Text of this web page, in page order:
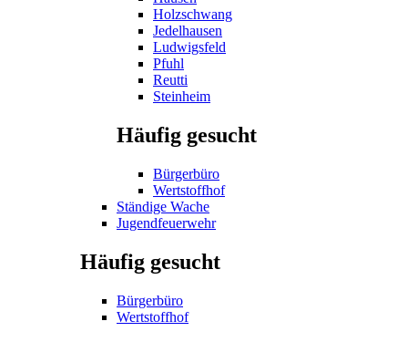
Holzschwang
Jedelhausen
Ludwigsfeld
Pfuhl
Reutti
Steinheim
Häufig gesucht
Bürgerbüro
Wertstoffhof
Ständige Wache
Jugendfeuerwehr
Häufig gesucht
Bürgerbüro
Wertstoffhof